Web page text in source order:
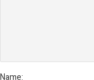
Name: